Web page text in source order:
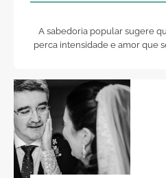
A sabedoria popular sugere
perca intensidade e amor que
todo o sempre,